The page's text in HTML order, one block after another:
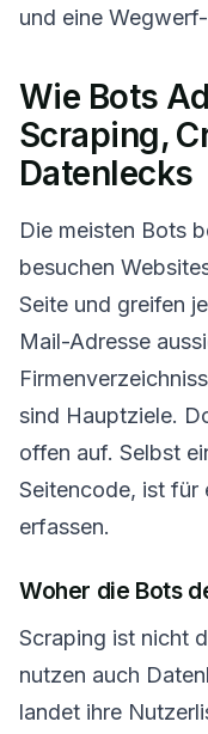
und eine
Wie Bots
Scraping,
Datenlecks
Die meisten Bots
besuchen
Seite und greifen
Mail-Adresse
sind Hauptziele.
offen auf. Selbst
Seitencode, ist für
erfassen.
Woher die Bots
Scraping ist nicht
nutzen auch
landet ihre